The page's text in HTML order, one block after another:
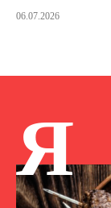
06.07.2026
Я